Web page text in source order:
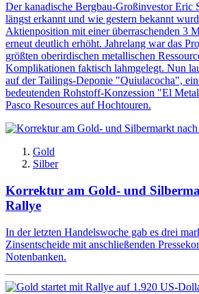
Der kanadische Bergbau-Großinvestor Eric
längst erkannt und wie gestern bekannt
Aktienposition mit einer überraschenden 3
erneut deutlich erhöht. Jahrelang war das
größten oberirdischen metallischen
Komplikationen faktisch lahmgelegt. Nun
auf der Tailings-Deponie "Quiulacocha",
bedeutenden Rohstoff-Konzession "El
Pasco Resources auf Hochtouren.
Gold
Silber
Korrektur am Gold- und
Rallye
In der letzten Handelswoche gab es drei
Zinsentscheide mit anschließenden
Notenbanken.